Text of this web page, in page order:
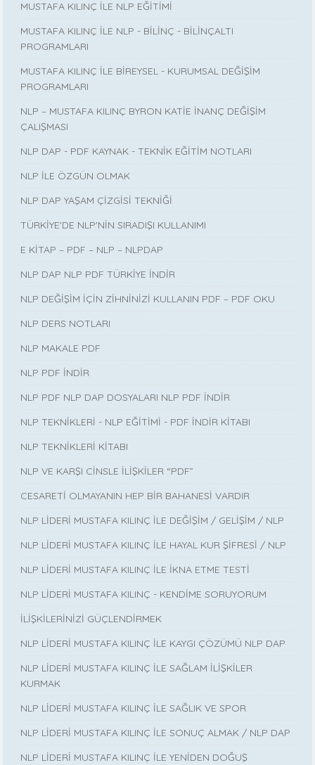
MUSTAFA KILINÇ İLE NLP EĞİTİMİ
MUSTAFA KILINÇ İLE NLP - BİLİNÇ - BİLİNÇALTI
PROGRAMLARI
MUSTAFA KILINÇ İLE BİREYSEL - KURUMSAL DEĞİŞİM
PROGRAMLARI
NLP – MUSTAFA KILINÇ BYRON KATİE İNANÇ DEĞİŞİM
ÇALIŞMASI
NLP DAP - PDF KAYNAK - TEKNİK EĞİTİM NOTLARI
NLP İLE ÖZGÜN OLMAK
NLP DAP YAŞAM ÇİZGİSİ TEKNİĞİ
TÜRKİYE'DE NLP'NİN SIRADIŞI KULLANIMI
E KİTAP – PDF – NLP – NLPDAP
NLP DAP NLP PDF TÜRKİYE İNDİR
NLP DEĞİŞİM İÇİN ZİHNİNİZİ KULLANIN PDF – PDF OKU
NLP DERS NOTLARI
NLP MAKALE PDF
NLP PDF İNDİR
NLP PDF NLP DAP DOSYALARI NLP PDF İNDİR
NLP TEKNİKLERİ - NLP EĞİTİMİ - PDF İNDİR KİTABI
NLP TEKNİKLERİ KİTABI
NLP VE KARŞI CİNSLE İLİŞKİLER “PDF”
CESARETİ OLMAYANIN HEP BİR BAHANESİ VARDIR
NLP LİDERİ MUSTAFA KILINÇ İLE DEĞİŞİM / GELİŞİM / NLP
NLP LİDERİ MUSTAFA KILINÇ İLE HAYAL KUR ŞİFRESİ / NLP
NLP LİDERİ MUSTAFA KILINÇ İLE İKNA ETME TESTİ
NLP LİDERİ MUSTAFA KILINÇ - KENDİME SORUYORUM
İLİŞKİLERİNİZİ GÜÇLENDİRMEK
NLP LİDERİ MUSTAFA KILINÇ İLE KAYGI ÇÖZÜMÜ NLP DAP
NLP LİDERİ MUSTAFA KILINÇ İLE SAĞLAM İLİŞKİLER
KURMAK
NLP LİDERİ MUSTAFA KILINÇ İLE SAĞLIK VE SPOR
NLP LİDERİ MUSTAFA KILINÇ İLE SONUÇ ALMAK / NLP DAP
NLP LİDERİ MUSTAFA KILINÇ İLE YENİDEN DOĞUŞ